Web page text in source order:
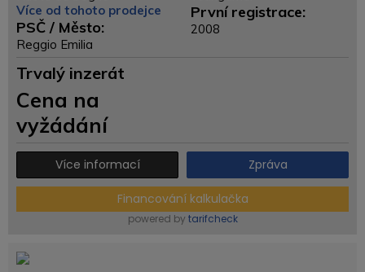
Více od tohoto prodejce
PSČ / Město:
Reggio Emilia
První registrace:
2008
Trvalý inzerát
Cena na
vyžádání
Více informací Zpráva
Financování kalkulačka
powered by tarifcheck